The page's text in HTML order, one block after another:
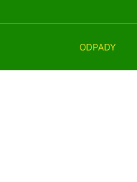
ODPADY